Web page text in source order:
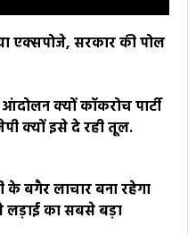
एक्सपोजे, सरकार की पोल
क्यों कॉकरोच पार्टी
क्यों इसे दे रही तूल.
के बगैर लाचार बना रहेगा
लड़ाई का सबसे बड़ा